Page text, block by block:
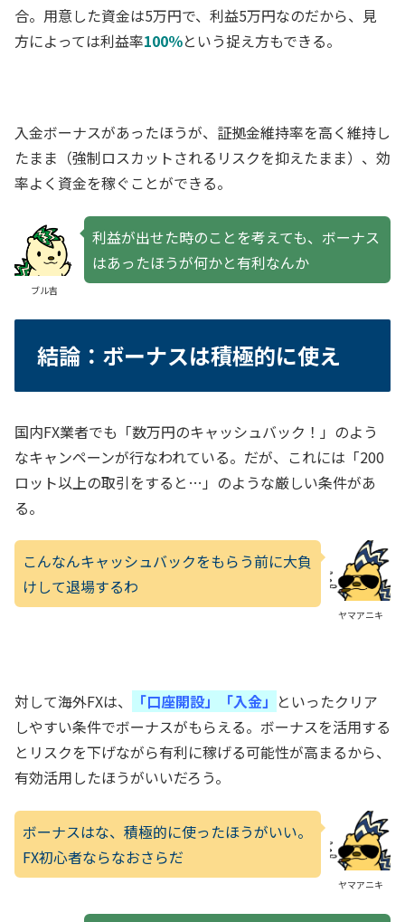
合。用意した資金は5万円で、利益5万円なのだから、見
方によっては利益率100％という捉え方もできる。
入金ボーナスがあったほうが、証拠金維持率を高く維持し
たまま（強制ロスカットされるリスクを抑えたまま）、効
率よく資金を稼ぐことができる。
ブル吉
利益が出せた時のことを考えても、ボーナス
はあったほうが何かと有利なんか
結論：ボーナスは積極的に使え
国内FX業者でも「数万円のキャッシュバック！」のよう
なキャンペーンが行なわれている。だが、これには「200
ロット以上の取引をすると…」のような厳しい条件があ
る。
ヤマアニキ
こんなんキャッシュバックをもらう前に大負
けして退場するわ
対して海外FXは、 「口座開設」「入金」 といったクリア
しやすい条件でボーナスがもらえる。ボーナスを活用する
とリスクを下げながら有利に稼げる可能性が高まるから、
有効活用したほうがいいだろう。
ヤマアニキ
ボーナスはな、積極的に使ったほうがいい。
FX初心者ならなおさらだ